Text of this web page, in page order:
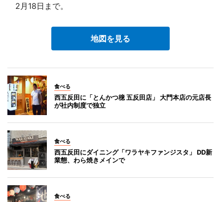
2月18日まで。
地図を見る
食べる
西五反田に「とんかつ檍 五反田店」 大門本店の元店長
が社内制度で独立
食べる
西五反田にダイニング「ワラヤキファンジスタ」 DD新
業態、わら焼きメインで
食べる